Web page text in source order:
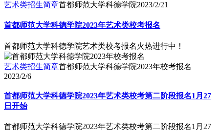
艺术类招生简章首都师范大学科德学院2023/2/21
首都师范大学科德学院2023年艺术类校考报名
首都师范大学科德学院艺术类校考报名火热进行中！
艺术类招生简章首都师范大学科德学院2023年校考报名
2023/2/6
首都师范大学科德学院2023年艺术类校考第二阶段报名1月27
日开始
首都师范大学科德学院2023年艺术类校考第二阶段报名1月27